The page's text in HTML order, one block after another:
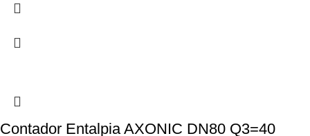
Contador Entalpia AXONIC DN80 Q3=40